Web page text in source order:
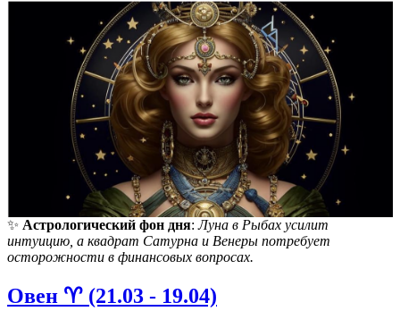
✨ Астрологический фон дня:Луна в Рыбах усилит
интуицию, а квадрат Сатурна и Венеры потребует
осторожности в финансовых вопросах.
Овен ♈️ (21.03 - 19.04)